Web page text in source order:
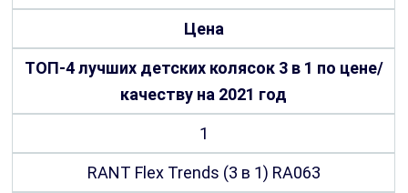
Цена
ТОП-4 лучших детских колясок 3 в 1 по цене/
качеству на 2021 год
1
RANT Flex Trends (3 в 1) RA063